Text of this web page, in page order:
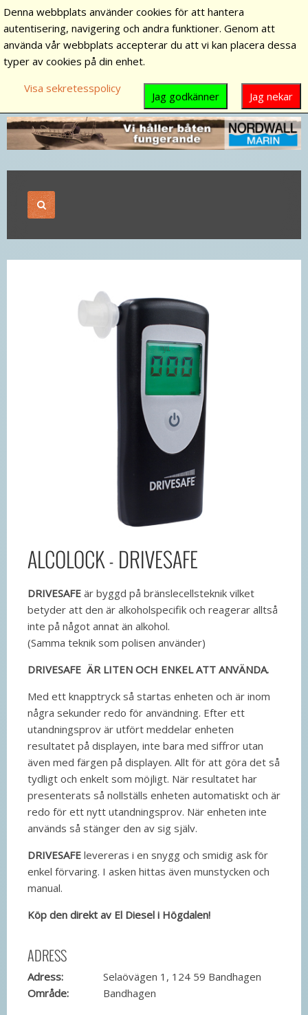
ALCOLOCK - DRIVESAFE
DRIVESAFE är byggd på bränslecellsteknik vilket
betyder att den är alkoholspecifik och reagerar alltså
inte på något annat än alkohol.
(Samma teknik som polisen använder)
DRIVESAFE ÄR LITEN OCH ENKEL ATT ANVÄNDA.
Med ett knapptryck så startas enheten och är inom
några sekunder redo för användning. Efter ett
utandningsprov är utfört meddelar enheten
resultatet på displayen, inte bara med siffror utan
även med färgen på displayen. Allt för att göra det så
tydligt och enkelt som möjligt. När resultatet har
presenterats så nollställs enheten automatiskt och är
redo för ett nytt utandningsprov. När enheten inte
används så stänger den av sig själv.
DRIVESAFE levereras i en snygg och smidig ask för
enkel förvaring. I asken hittas även munstycken och
manual.
Köp den direkt av El Diesel i Högdalen!
ADRESS
Adress:
Selaövägen 1, 124 59 Bandhagen
Område:
Bandhagen
Denna webbplats använder cookies för att hantera
autentisering, navigering och andra funktioner. Genom att
använda vår webbplats accepterar du att vi kan placera dessa
typer av cookies på din enhet.
Visa sekretesspolicy
Jag nekar
Jag godkänner